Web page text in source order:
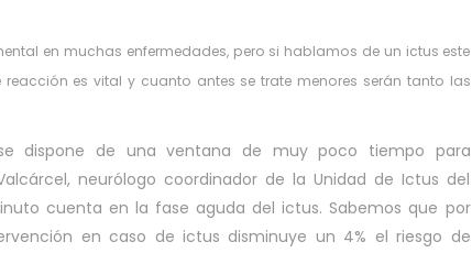
en muchas enfermedades, pero si hablamos de un ictus este
es vital y cuanto antes se trate menores serán tanto las
dispone de una ventana de muy poco tiempo para
neurólogo coordinador de la Unidad de Ictus del
cuenta en la fase aguda del ictus. Sabemos que por
en caso de ictus disminuye un 4% el riesgo de